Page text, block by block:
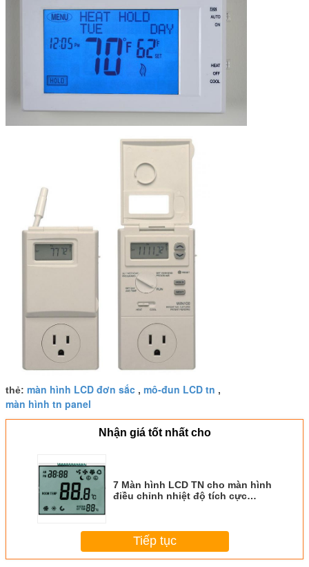
thẻ: màn hình LCD đơn sắc , mô-đun LCD tn ,
màn hình tn panel
Nhận giá tốt nhất cho
7 Màn hình LCD TN cho màn hình
điều chỉnh nhiệt độ tích cực
Tiếp tục